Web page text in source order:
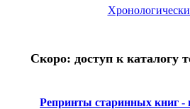
Скоро: доступ к каталогу
Репринты старинных книг -